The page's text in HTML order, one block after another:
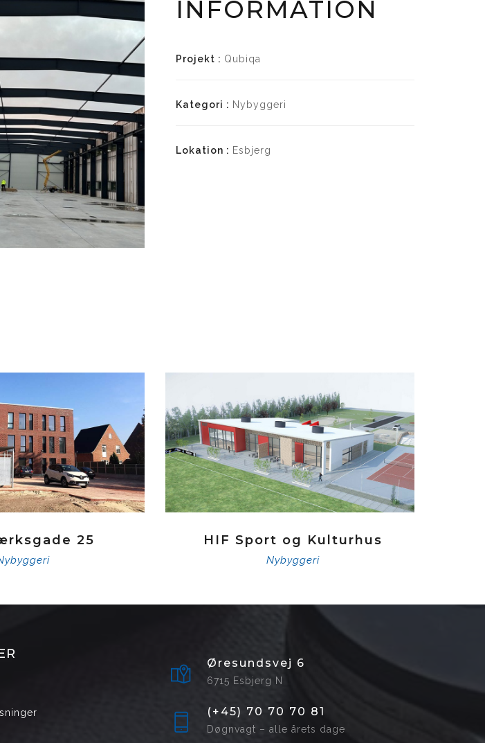
INFORMATION
Projekt : Qubiqa
Kategori : Nybyggeri
Lokation : Esbjerg
25 HIF Sport og Kulturhus
Nybyggeri
Øresundsvej 6
6715 Esbjerg N
(+45) 70 70 70 81
Døgnvagt – alle årets dage